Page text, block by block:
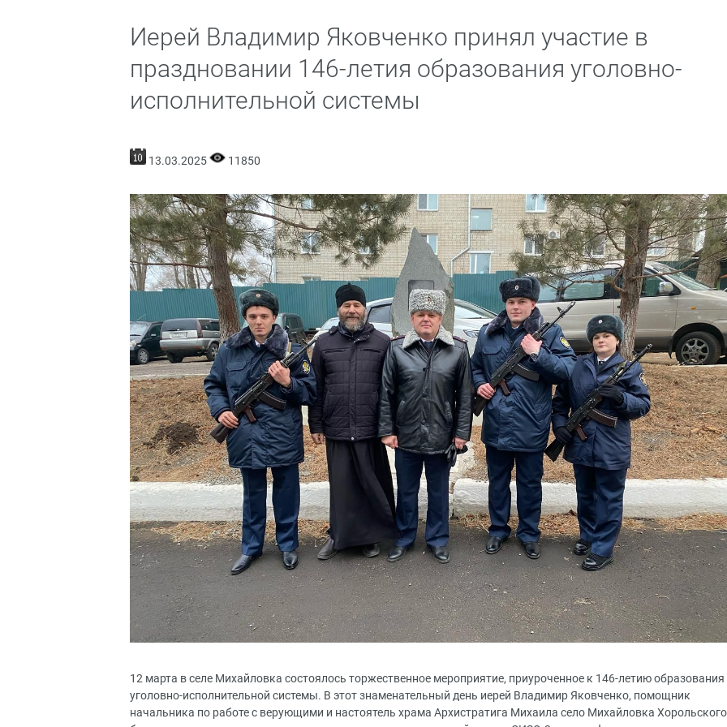
Иерей Владимир Яковченко принял участие в
праздновании 146-летия образования уголовно-
исполнительной системы
13.03.2025 11850
12 марта в селе Михайловка состоялось торжественное мероприятие, приуроченное к 146-летию образования
уголовно-исполнительной системы. В этот знаменательный день иерей Владимир Яковченко, помощник
начальника по работе с верующими и настоятель храма Архистратига Михаила село Михайловка Хорольского